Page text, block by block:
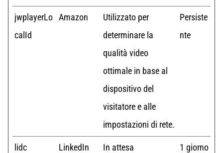
jwplayerLo
calId
Amazon
Utilizzato per
determinare la
qualità video
ottimale in base al
dispositivo del
visitatore e alle
impostazioni di rete.
Persiste
nte
lidc LinkedIn In attesa 1 giorno